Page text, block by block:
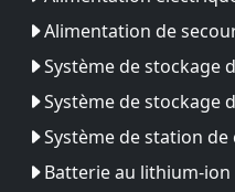
Alimentation de
Système de stockage
Système de stockage
Système de station
Batterie au lithium-ion